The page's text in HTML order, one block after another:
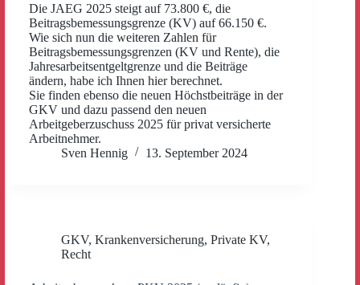
Die JAEG 2025 steigt auf 73.800 €, die
Beitragsbemessungsgrenze (KV) auf 66.150 €.
Wie sich nun die weiteren Zahlen für
Beitragsbemessungsgrenzen (KV und Rente), die
Jahresarbeitsentgeltgrenze und die Beiträge
ändern, habe ich Ihnen hier berechnet.
Sie finden ebenso die neuen Höchstbeiträge in der
GKV und dazu passend den neuen
Arbeitgeberzuschuss 2025 für privat versicherte
Arbeitnehmer.
Sven Hennig
13. September 2024
GKV, Krankenversicherung, Private KV,
Recht